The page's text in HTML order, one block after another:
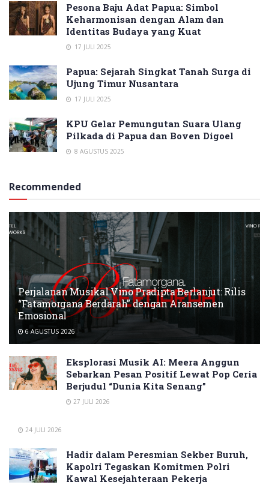
Pesona Baju Adat Papua: Simbol
Keharmonisan dengan Alam dan
Identitas Budaya yang Kuat
17 JULI 2025
Papua: Sejarah Singkat Tanah Surga di
Ujung Timur Nusantara
17 JULI 2025
KPU Gelar Pemungutan Suara Ulang
Pilkada di Papua dan Boven Digoel
8 AGUSTUS 2025
Recommended
Perjalanan Musikal Vino Pradipta Berlanjut: Rilis
“Fatamorgana Berdarah” dengan Aransemen
Emosional
6 AGUSTUS 2026
Eksplorasi Musik AI: Meera Anggun
Sebarkan Pesan Positif Lewat Pop Ceria
Berjudul “Dunia Kita Senang”
27 JULI 2026
24 JULI 2026
Hadir dalam Peresmian Sekber Buruh,
Kapolri Tegaskan Komitmen Polri
Kawal Kesejahteraan Pekerja